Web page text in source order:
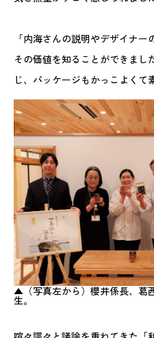
「内海さんの説明やデザイナ
その価値を知ることができまし
じ、パッケージもかっこよくて
▲（写真左から）櫻井係長、葛
生。